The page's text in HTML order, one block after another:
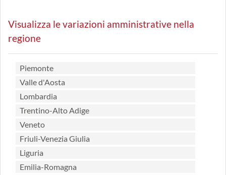
Visualizza le variazioni amministrative nella
regione
Piemonte
Valle d'Aosta
Lombardia
Trentino-Alto Adige
Veneto
Friuli-Venezia Giulia
Liguria
Emilia-Romagna